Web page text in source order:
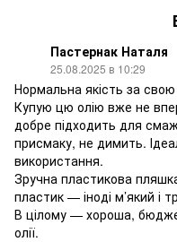
Пастернак Наталя
25.08.2025 в 10:29
Нормальна якість за свою
Купую цю олію вже не
добре підходить для
присмаку, не димить.
використання.
Зручна пластикова
пластик — іноді м’який і
В цілому — хороша,
олії.